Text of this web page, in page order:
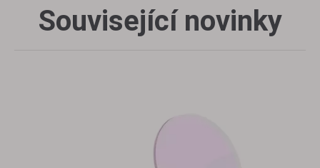
Související novinky